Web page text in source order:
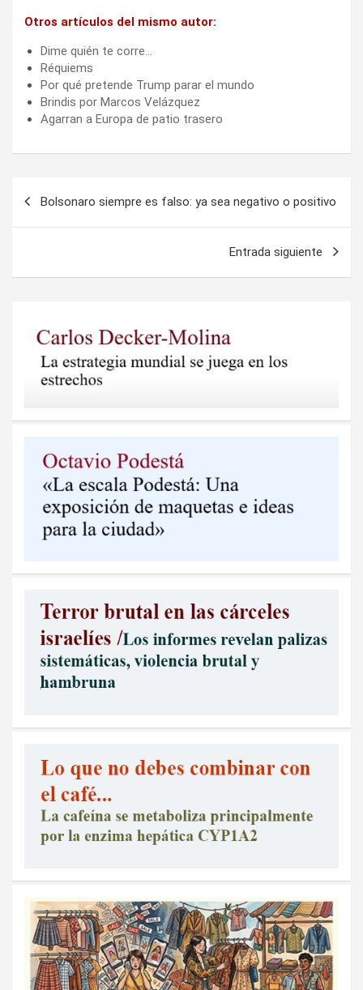
Otros artículos del mismo autor:
Dime quién te corre…
Réquiems
Por qué pretende Trump parar el mundo
Brindis por Marcos Velázquez
Agarran a Europa de patio trasero
Bolsonaro siempre es falso: ya sea negativo o positivo
Entrada siguiente